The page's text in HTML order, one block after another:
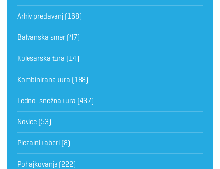
Arhiv predavanj (168)
Balvanska smer (47)
Kolesarska tura (14)
Kombinirana tura (188)
Ledno-snežna tura (437)
Novice (53)
Plezalni tabori (8)
Pohajkovanje (222)